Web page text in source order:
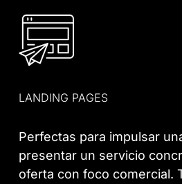
LANDING PAGES
Perfectas para impulsar
presentar un servicio
oferta con foco comercial.